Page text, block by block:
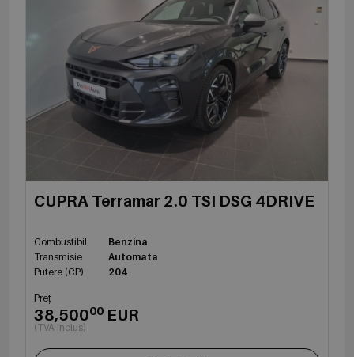
CUPRA Terramar 2.0 TSI DSG 4DRIVE
Combustibil
Benzina
Transmisie
Automata
Putere (CP)
204
Preț
38,50000 EUR
(TVA inclus)